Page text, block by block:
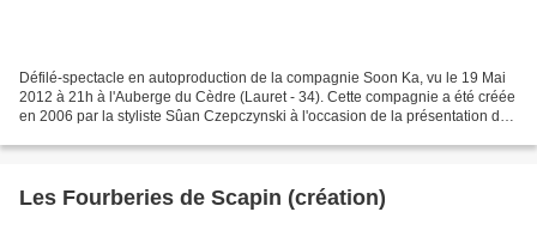
Défilé-spectacle en autoproduction de la compagnie Soon Ka, vu le 19 Mai
2012 à 21h à l'Auberge du Cèdre (Lauret - 34). Cette compagnie a été créée
en 2006 par la styliste Sûan Czepczynski à l'occasion de la présentation de
Les Fourberies de Scapin (création)